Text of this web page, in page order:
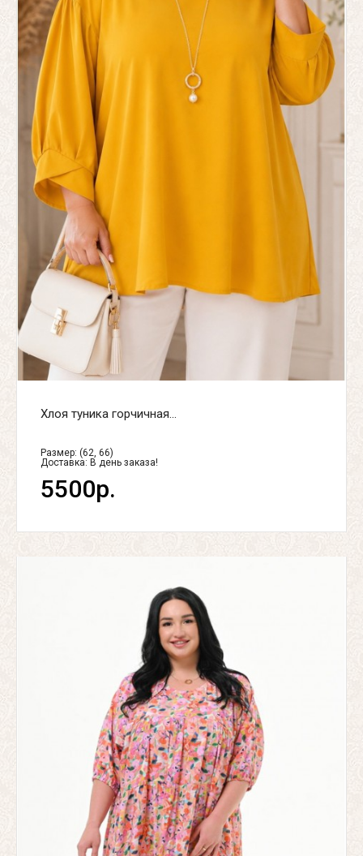
Хлоя туника горчичная...
Размер: (62, 66)
Доставка: В день заказа!
5500р.